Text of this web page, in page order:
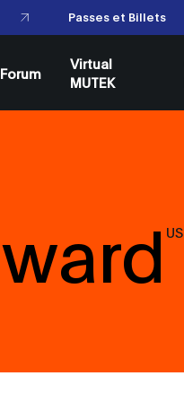
Passes et Billets
Forum
Virtual
MUTEK
US